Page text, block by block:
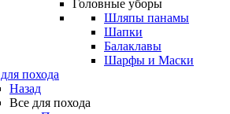
Головные уборы
Шляпы панамы
Шапки
Балаклавы
Шарфы и Маски
похода
Назад
Все для похода